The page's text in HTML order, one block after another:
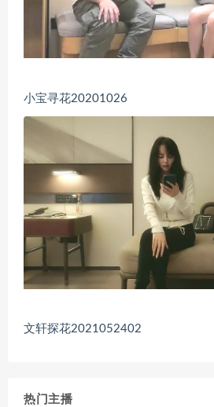
小宝寻花20201026
文轩探花2021052402
热门主播